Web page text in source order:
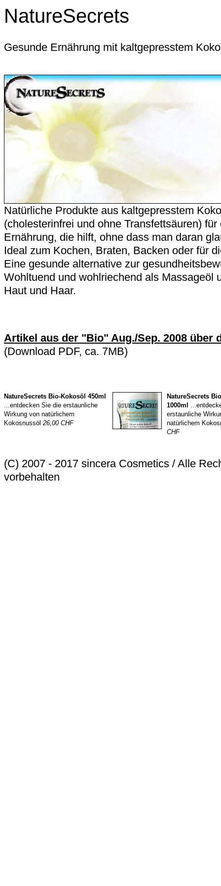
NatureSecrets
Gesunde Ernährung mit kaltgepresstem
Natürliche Produkte aus kaltgepresstem
(cholesterinfrei und ohne Transfettsäuren)
Ernährung, die hilft, ohne dass man daran
Ideal zum Kochen, Braten, Backen oder für
Eine gesunde alternative zur
Wohltuend und wohlriechend als Massageöl
Haut und Haar.
Artikel aus der "Bio" Aug./Sep. 2008 über
(Download PDF, ca. 7MB)
NatureSecrets Bio-Kokosöl 450ml
...entdecken Sie die erstaunliche
Wirkung von natürlichem
Kokosnussöl 26,00 CHF
NatureSecrets
1000ml
erstaunliche
natürlichem
CHF
(C) 2007 - 2017 sincera Cosmetics / Alle
vorbehalten